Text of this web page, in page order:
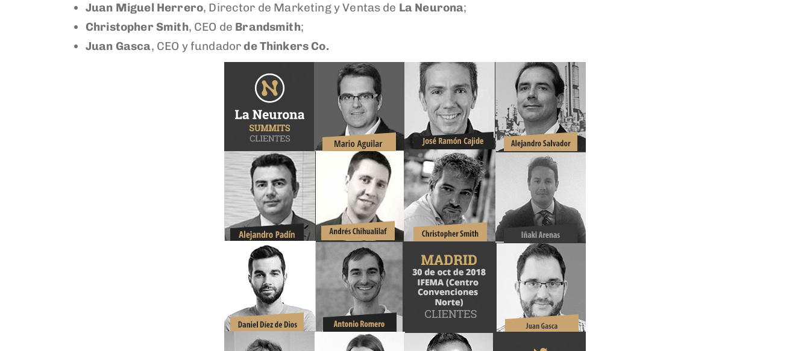
Juan Miguel Herrero, Director de Marketing y Ventas de La Neurona;
Christopher Smith, CEO de Brandsmith;
Juan Gasca, CEO y fundadorde Thinkers Co.